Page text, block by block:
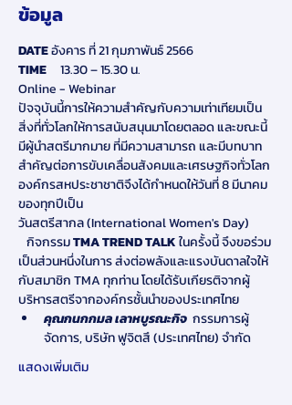
ข้อมูล
DATE อังคาร ที่ 21 กุมภาพันธ์ 2566
TIME
13.30 – 15.30 น.
Online - Webinar
ปัจจุบันนี้การให้ความสำคัญกับความเท่าเทียมเป็น
สิ่งที่ทั่วโลกให้การสนับสนุนมาโดยตลอด และขณะนี้
มีผู้นำสตรีมากมาย ที่มีความสามารถ และมีบทบาท
สำคัญต่อการขับเคลื่อนสังคมและเศรษฐกิจทั่วโลก
องค์กรสหประชาชาติจึงได้กำหนดให้วันที่ 8 มีนาคม
ของทุกปีเป็น
วันสตรีสากล (International Women's Day)
กิจกรรม TMA TREND TALK ในครั้งนี้ จึงขอร่วม
เป็นส่วนหนึ่งในการ ส่งต่อพลังและแรงบันดาลใจให้
กับสมาชิก TMA ทุกท่าน โดยได้รับเกียรติจากผู้
บริหารสตรีจากองค์กรชั้นนำของประเทศไทย
คุณกนกกมล เลาหบูรณะกิจ กรรมการผู้
จัดการ, บริษัท ฟูจิตสึ (ประเทศไทย) จำกัด
แสดงเพิ่มเติม